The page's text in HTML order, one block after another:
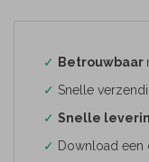
✓ Betrouwbaar
✓ Snelle
✓ Snelle
✓ Download